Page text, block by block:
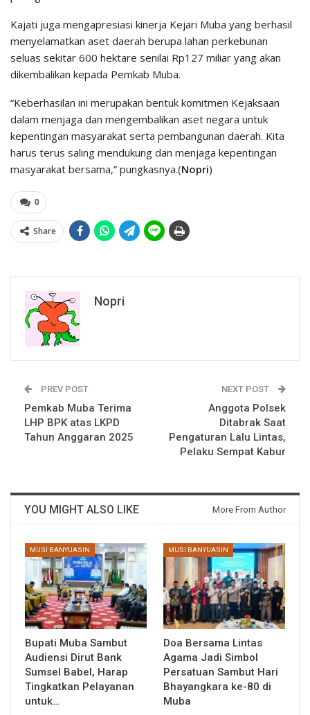
Kajati juga mengapresiasi kinerja Kejari Muba yang berhasil
menyelamatkan aset daerah berupa lahan perkebunan
seluas sekitar 600 hektare senilai Rp127 miliar yang akan
dikembalikan kepada Pemkab Muba.
“Keberhasilan ini merupakan bentuk komitmen Kejaksaan
dalam menjaga dan mengembalikan aset negara untuk
kepentingan masyarakat serta pembangunan daerah. Kita
harus terus saling mendukung dan menjaga kepentingan
masyarakat bersama,” pungkasnya.(Nopri)
0
Share
Nopri
PREV POST
Pemkab Muba Terima
LHP BPK atas LKPD
Tahun Anggaran 2025
NEXT POST
Anggota Polsek
Ditabrak Saat
Pengaturan Lalu Lintas,
Pelaku Sempat Kabur
YOU MIGHT ALSO LIKE More From Author
MUSI BANYUASIN
Bupati Muba Sambut
Audiensi Dirut Bank
Sumsel Babel, Harap
Tingkatkan Pelayanan
untuk…
MUSI BANYUASIN
Doa Bersama Lintas
Agama Jadi Simbol
Persatuan Sambut Hari
Bhayangkara ke-80 di
Muba